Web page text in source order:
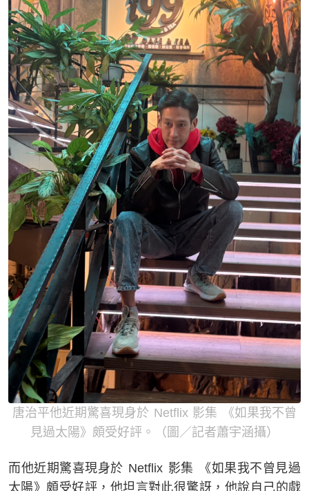
唐治平他近期驚喜現身於 Netflix 影集 《如果我不曾
見過太陽》頗受好評。（圖／記者蕭宇涵攝）
而他近期驚喜現身於 Netflix 影集 《如果我不曾見過
太陽》頗受好評，他坦言對此很驚訝，他說自己的戲